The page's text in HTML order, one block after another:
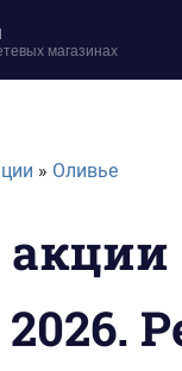
магазинах
» Оливье